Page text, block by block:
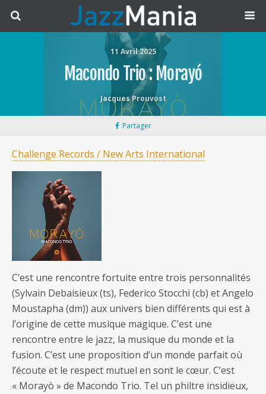
11 Avril 2025
Macondo Trio : Morayó
Jacques Prouvost
Partager
Challenge Records / New Arts International
C’est une rencontre fortuite entre trois personnalités
(Sylvain Debaisieux (ts), Federico Stocchi (cb) et Angelo
Moustapha (dm)) aux univers bien différents qui est à
l’origine de cette musique magique. C’est une
rencontre entre le jazz, la musique du monde et la
fusion. C’est une proposition d’un monde parfait où
l’écoute et le respect mutuel en sont le cœur. C’est
« Morayò » de Macondo Trio. Tel un philtre insidieux,